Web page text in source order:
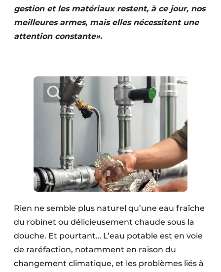
gestion et les matériaux restent, à ce jour, nos
meilleures armes, mais elles nécessitent une
attention constante».
Rien ne semble plus naturel qu’une eau fraîche
du robinet ou délicieusement chaude sous la
douche. Et pourtant… L’eau potable est en voie
de raréfaction, notamment en raison du
changement climatique, et les problèmes liés à